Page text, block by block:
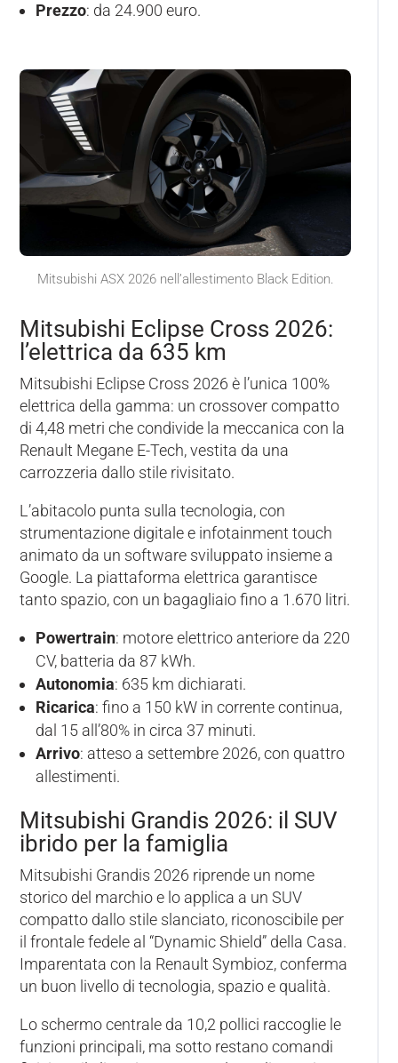
Prezzo: da 24.900 euro.
Mitsubishi ASX 2026 nell’allestimento Black Edition.
Mitsubishi Eclipse Cross 2026:
l’elettrica da 635 km
Mitsubishi Eclipse Cross 2026 è l’unica 100%
elettrica della gamma: un crossover compatto
di 4,48 metri che condivide la meccanica con la
Renault Megane E-Tech, vestita da una
carrozzeria dallo stile rivisitato.
L’abitacolo punta sulla tecnologia, con
strumentazione digitale e infotainment touch
animato da un software sviluppato insieme a
Google. La piattaforma elettrica garantisce
tanto spazio, con un bagagliaio fino a 1.670 litri.
Powertrain: motore elettrico anteriore da 220
CV, batteria da 87 kWh.
Autonomia: 635 km dichiarati.
Ricarica: fino a 150 kW in corrente continua,
dal 15 all’80% in circa 37 minuti.
Arrivo: atteso a settembre 2026, con quattro
allestimenti.
Mitsubishi Grandis 2026: il SUV
ibrido per la famiglia
Mitsubishi Grandis 2026 riprende un nome
storico del marchio e lo applica a un SUV
compatto dallo stile slanciato, riconoscibile per
il frontale fedele al “Dynamic Shield” della Casa.
Imparentata con la Renault Symbioz, conferma
un buon livello di tecnologia, spazio e qualità.
Lo schermo centrale da 10,2 pollici raccoglie le
funzioni principali, ma sotto restano comandi